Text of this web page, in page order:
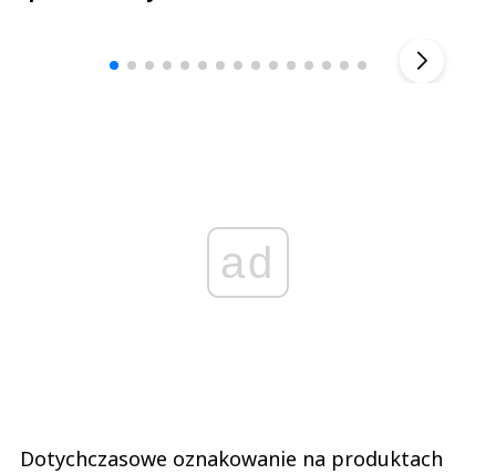
ad
Dotychczasowe oznakowanie na produktach